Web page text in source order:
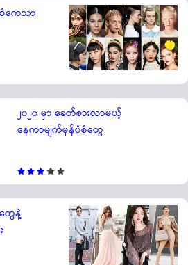
ကေသာ
၂၀၂၀ မှာ ခေတ်စားလာမယ့်
နေကာမျက်မှန်ပုံစံတွေ
ေနဲ့